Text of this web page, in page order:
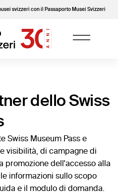
svizzeri con il Passaporto Musei Svizzeri
dello Swiss
Swiss Museum Pass e
visibilità, di campagne di
promozione dell'accesso alla
informazioni sullo scopo
e il modulo di domanda.